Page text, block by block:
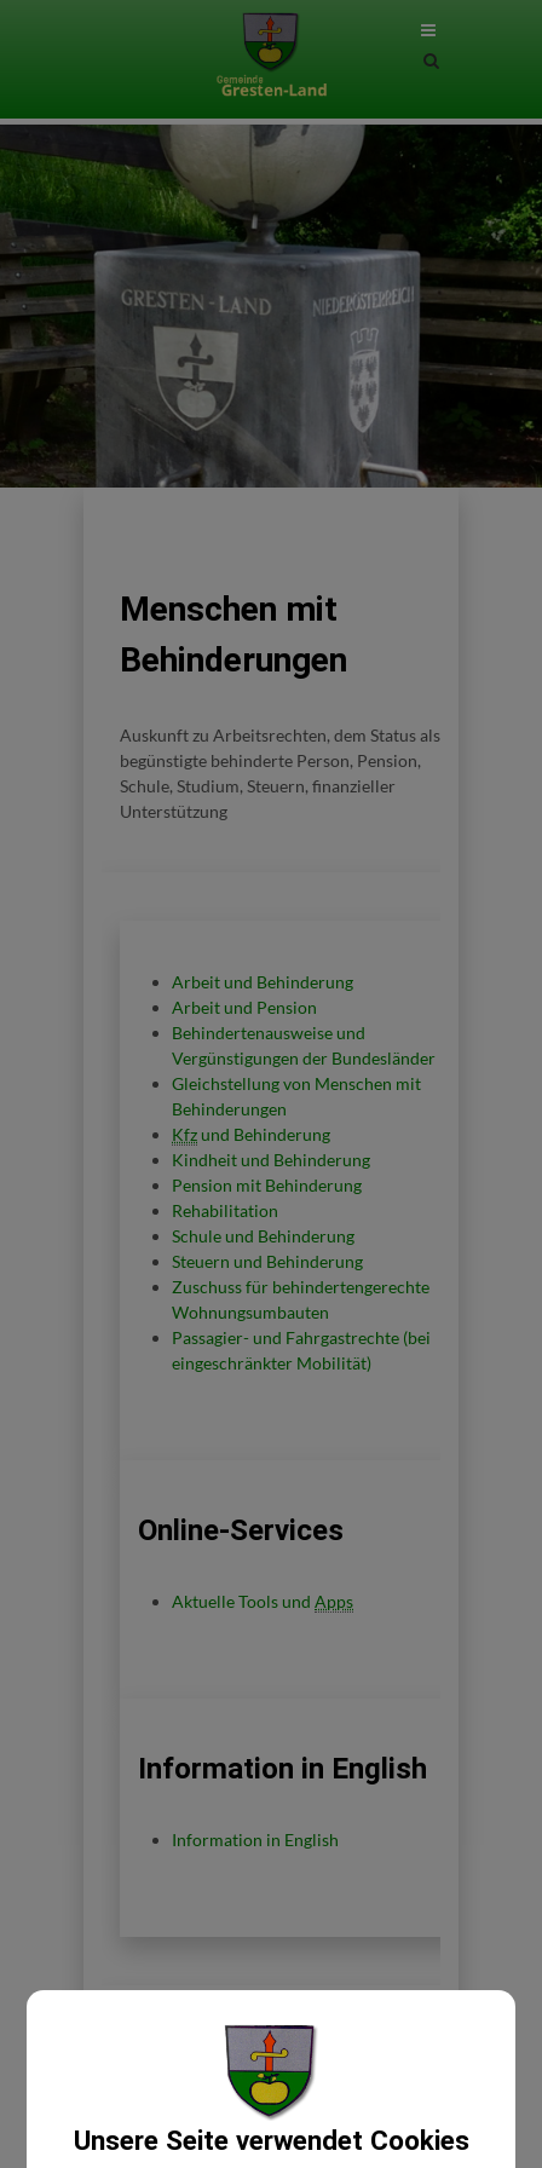
Site
Menschen mit
Behinderungen
Auskunft zu Arbeitsrechten, dem Status als
begünstigte behinderte Person, Pension,
Schule, Studium, Steuern, finanzieller
Unterstützung
Arbeit und Behinderung
Arbeit und Pension
Behindertenausweise und
Vergünstigungen der Bundesländer
Gleichstellung von Menschen mit
Behinderungen
Kfz und Behinderung
Kindheit und Behinderung
Pension mit Behinderung
Rehabilitation
Schule und Behinderung
Steuern und Behinderung
Zuschuss für behindertengerechte
Wohnungsumbauten
Passagier- und Fahrgastrechte (bei
eingeschränkter Mobilität)
Online-Services
AktuelleTools und Apps
Information in English
Information in English
Unsere Seite verwendet Cookies